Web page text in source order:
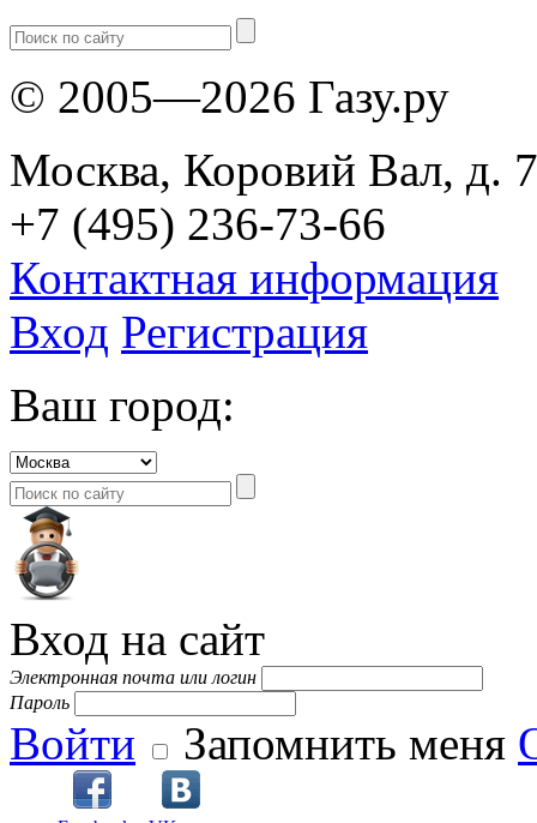
© 2005—2026 Газу.ру
Москва, Коровий Вал, д.
+7 (495) 236-73-66
Контактная информация
Вход Регистрация
Ваш город:
Вход на сайт
Электронная почта или логин
Пароль
Войти Запомнить меня